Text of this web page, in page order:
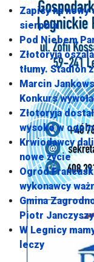
Zapisy na nowy
sierpnia
Pod Niebem
Złotoryja
tłumy. Stadion
Marcin
Konkurs
Złotoryja
wysoko w
Krwiodawcy
nowe życie
Ogród
wykonawcy
Gmina
Piotr
W Legnicy
leczy